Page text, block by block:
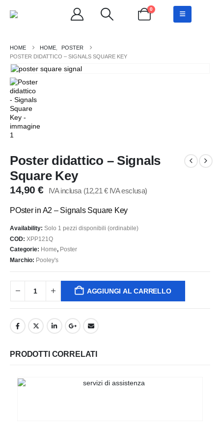
0
HOME
POSTER
POSTER DIDATTICO – SIGNALS SQUARE KEY
Poster didattico – Signals
Square Key
14,90€ IVA inclusa (12,21€IVA esclusa)
POster in A2 – Signals Square Key
Availability: Solo 1 pezzi disponibili (ordinabile)
COD: XPP121Q
Categorie: Home, Poster
Marchio: Pooley's
AGGIUNGI AL CARRELLO
PRODOTTI CORRELATI